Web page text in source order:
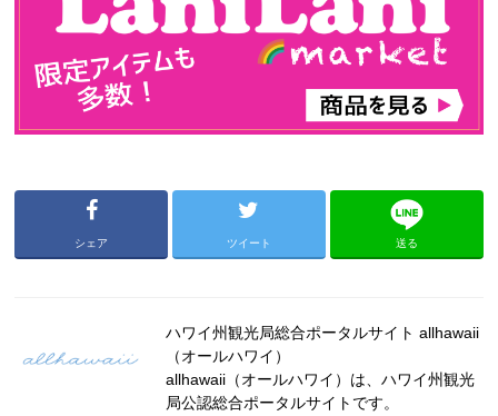
シェア ツイート 送る
ハワイ州観光局総合ポータルサイト allhawaii
（オールハワイ）
allhawaii（オールハワイ）は、ハワイ州観光
局公認総合ポータルサイトです。